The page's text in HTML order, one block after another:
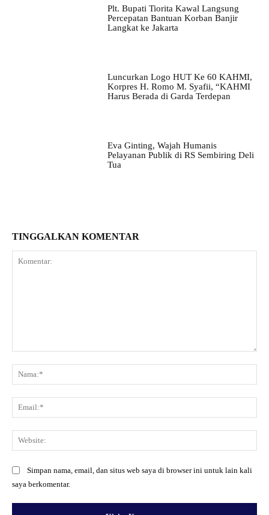
Plt. Bupati Tiorita Kawal Langsung
Percepatan Bantuan Korban Banjir
Langkat ke Jakarta
Luncurkan Logo HUT Ke 60 KAHMI,
Korpres H. Romo M. Syafii, “KAHMI
Harus Berada di Garda Terdepan
Eva Ginting, Wajah Humanis
Pelayanan Publik di RS Sembiring Deli
Tua
TINGGALKAN KOMENTAR
Simpan nama, email, dan situs web saya di browser ini untuk lain kali
saya berkomentar.